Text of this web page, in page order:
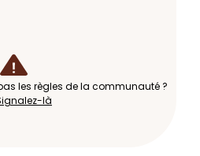
les règles de la communauté ?
là